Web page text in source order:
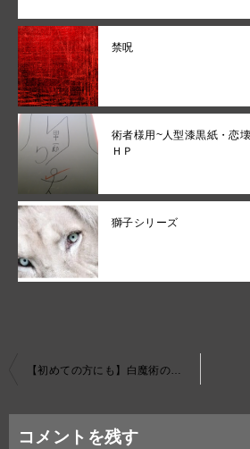
禁呪
術者様用~人型漆黒紙・恋
ＨＰ
獅子シリーズ
【初めての方にも】白魔術の染の蒼白と黒魔術の染の紅月
コメントを残す